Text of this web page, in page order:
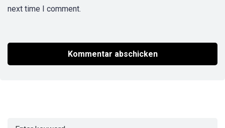
next time I comment.